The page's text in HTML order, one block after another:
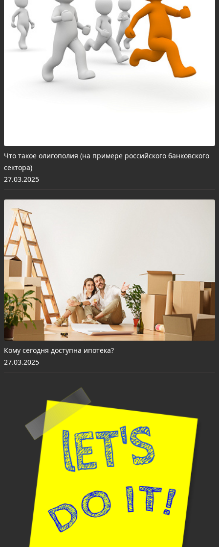
Что такое олигополия (на примере российского банковского
сектора)
27.03.2025
Кому сегодня доступна ипотека?
27.03.2025